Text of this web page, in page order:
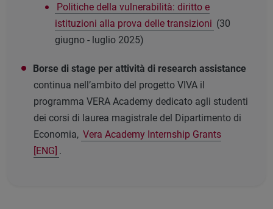
Politiche della vulnerabilità: diritto e
istituzioni alla prova delle transizioni (30
giugno - luglio 2025)
Borse di stage per attività di research assistance
continua nell’ambito del progetto VIVA il
programma VERA Academy dedicato agli studenti
dei corsi di laurea magistrale del Dipartimento di
Economia, Vera Academy Internship Grants
[ENG] .